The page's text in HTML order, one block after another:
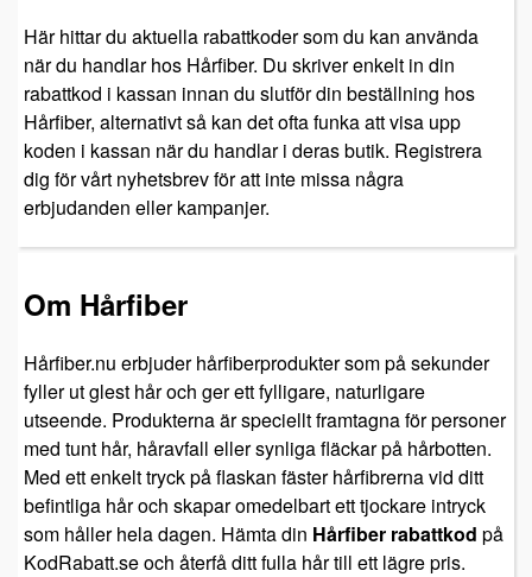
Här hittar du aktuella rabattkoder som du kan använda
när du handlar hos Hårfiber. Du skriver enkelt in din
rabattkod i kassan innan du slutför din beställning hos
Hårfiber, alternativt så kan det ofta funka att visa upp
koden i kassan när du handlar i deras butik. Registrera
dig för vårt nyhetsbrev för att inte missa några
erbjudanden eller kampanjer.
Om Hårfiber
Hårfiber.nu erbjuder hårfiberprodukter som på sekunder
fyller ut glest hår och ger ett fylligare, naturligare
utseende. Produkterna är speciellt framtagna för personer
med tunt hår, håravfall eller synliga fläckar på hårbotten.
Med ett enkelt tryck på flaskan fäster hårfibrerna vid ditt
befintliga hår och skapar omedelbart ett tjockare intryck
som håller hela dagen. Hämta din Hårfiber rabattkod på
KodRabatt.se och återfå ditt fulla hår till ett lägre pris.